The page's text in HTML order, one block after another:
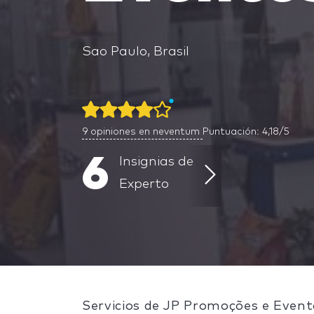
Sao Paulo, Brasil
9 opiniones en neventum Puntuación: 4,18/5
6
Insignias de
Experto
Servicios de JP Promoções e